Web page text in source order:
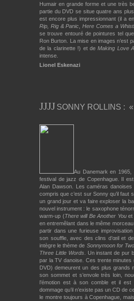
Humair en grande forme et une très
partie du DVD se situe quatre ans
est encore plus impressionnant (il a
Rip, Rig & Panic ,Here Comes a
se trouve entouré de pointures tel
Ron Burton. La mise en images n’est
de la clarinette !) et deMaking Love
intense.
Lionel Eskenazi
JJJJ SONNY ROLLINS :
Au Danemark en
festival de jazz de Copenhague. Il
Alan Dawson. Les caméras
compris que c’est sur Sonny qu’il
un grand jour et va faire exploser la
nouvel instrument : le saxophone
warm-up (There will Be Another Youet
en entremêlant dans le même morceau
partir dans une furieuse
son souffle, avec des clins d’œil et
intègre le thème de Sonnymoon for
Three Little Words . Un instant de pur
par la TV danoise. Ces trente
DVD) demeurent un des plus grands
son sommet et s’envole très loin,
l’émotion est à son comble et il est
dommage qu’il n’existe pas un CD de
le montre toujours à Copenhague,